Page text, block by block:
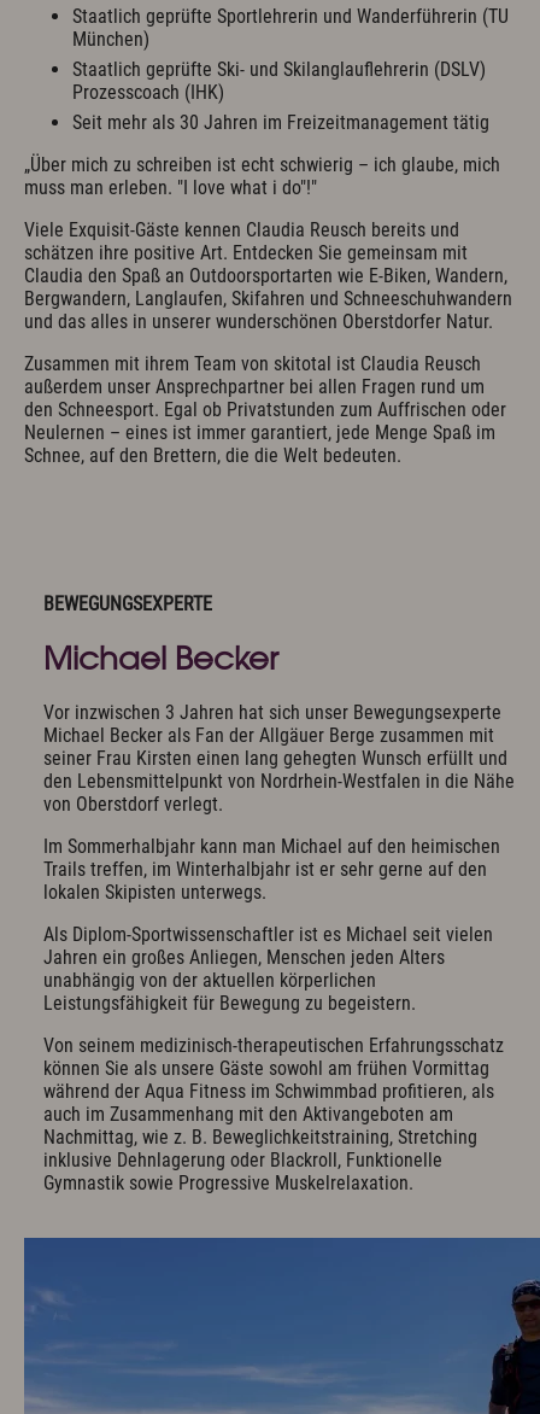
Oberstdorf im Allgäu
Sommer Aktiv
Winter Aktiv
Sehenswertes
Kultur & Tradition
Oberstdorf in Bewegtbildern
Webcams & Wetterbericht
Newsletter & Downloads Wissenswertes & AGB
Jobs & Karriere
Presse
Anreise
English
Kontakt E-Mail Tel.: 08322 963 30
Staatlich geprüfte Sportlehrerin und Wanderführerin (TU
München)
Staatlich geprüfte Ski- und Skilanglauflehrerin (DSLV)
Prozesscoach (IHK)
Seit mehr als 30 Jahren im Freizeitmanagement tätig
„Über mich zu schreiben ist echt schwierig – ich glaube, mich
muss man erleben. "I love what i do"!"
Viele Exquisit-Gäste kennen Claudia Reusch bereits und
schätzen ihre positive Art. Entdecken Sie gemeinsam mit
Claudia den Spaß an Outdoorsportarten wie E-Biken, Wandern,
Bergwandern, Langlaufen, Skifahren und Schneeschuhwandern
und das alles in unserer wunderschönen Oberstdorfer Natur.
Zusammen mit ihrem Team von skitotal ist Claudia Reusch
außerdem unser Ansprechpartner bei allen Fragen rund um
den Schneesport. Egal ob Privatstunden zum Auffrischen oder
Neulernen – eines ist immer garantiert, jede Menge Spaß im
Schnee, auf den Brettern, die die Welt bedeuten.
BEWEGUNGSEXPERTE
Michael Becker
Vor inzwischen 3 Jahren hat sich unser Bewegungsexperte
Michael Becker als Fan der Allgäuer Berge zusammen mit
seiner Frau Kirsten einen lang gehegten Wunsch erfüllt und
den Lebensmittelpunkt von Nordrhein-Westfalen in die Nähe
von Oberstdorf verlegt.
Im Sommerhalbjahr kann man Michael auf den heimischen
Trails treffen, im Winterhalbjahr ist er sehr gerne auf den
lokalen Skipisten unterwegs.
Als Diplom-Sportwissenschaftler ist es Michael seit vielen
Jahren ein großes Anliegen, Menschen jeden Alters
unabhängig von der aktuellen körperlichen
Leistungsfähigkeit für Bewegung zu begeistern.
Von seinem medizinisch-therapeutischen Erfahrungsschatz
können Sie als unsere Gäste sowohl am frühen Vormittag
während der Aqua Fitness im Schwimmbad profitieren, als
auch im Zusammenhang mit den Aktivangeboten am
Nachmittag, wie z. B. Beweglichkeitstraining, Stretching
inklusive Dehnlagerung oder Blackroll, Funktionelle
Gymnastik sowie Progressive Muskelrelaxation.